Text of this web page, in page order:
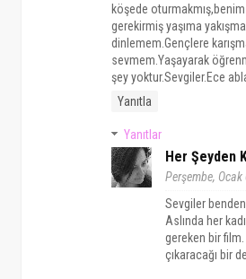
köşede
gerekirmiş yaşıma
dinlemem.Gençlere
sevmem.Yaşayarak
şey yoktur.Sevgiler.Ece
Yanıtla
Yanıtlar
Her Şeyden
Perşembe,
Sevgiler
Aslında her
gereken bir
çıkaracağı bir